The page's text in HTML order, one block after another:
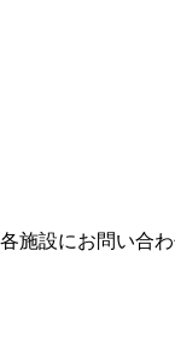
施設にお問い合わ